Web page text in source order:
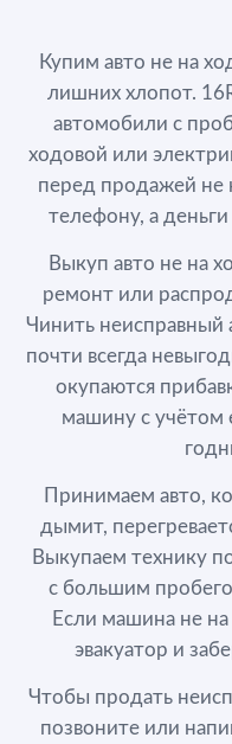
Купим авто не на
лишних хлопот.
автомобили с
ходовой или
перед продажей не
телефону, а
Выкуп авто не на
ремонт или
Чинить
почти всегда
окупаются
машину с учётом
Принимаем авто,
дымит,
Выкупаем технику
с большим
Если машина не
эвакуатор и
Чтобы продать
позвоните или